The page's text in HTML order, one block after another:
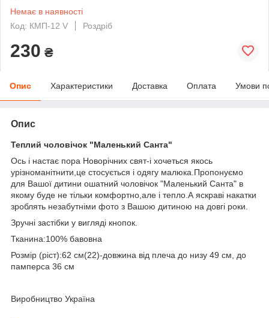
Немає в наявності
Код: КМП-12 V
Роздріб
230 ₴
Опис Характеристики Доставка Оплата Умови
Опис
Теплий чоловічок "Маленький Санта"
Ось і настає пора Новорічних свят-і хочеться якось
урізноманітнити,це стосується і одягу малюка.Пропонуємо
для Вашої дитини ошатний чоловічок "Маленький Санта" в
якому буде не тільки комфортно,але і тепло.А яскраві накатки
зроблять незабутніми фото з Вашою дитиною на довгі роки.
Зручні застібки у вигляді кнопок.
Тканина:100% бавовна
Розмір (ріст):62 см(22)-довжина від плеча до низу 49 см, до
памперса 36 см
Виробництво Україна